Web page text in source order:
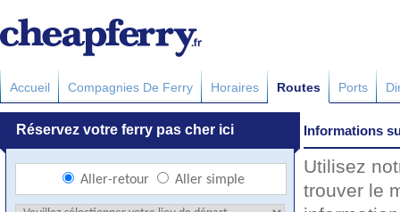
Accueil Compagnies De Ferry Horaires Routes Ports
Informations
Utilisez
trouver le